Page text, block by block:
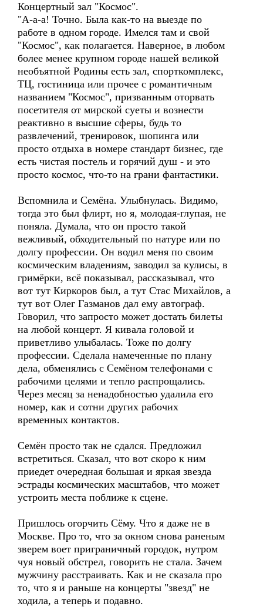
Концертный зал "Космос".
"А-а-а! Точно. Была как-то на выезде по
работе в одном городе. Имелся там и свой
"Космос", как полагается. Наверное, в любом
более менее крупном городе нашей великой
необъятной Родины есть зал, спорткомплекс,
ТЦ, гостиница или прочее с романтичным
названием "Космос", призванным оторвать
посетителя от мирской суеты и вознести
реактивно в высшие сферы, будь то
развлечений, тренировок, шопинга или
просто отдыха в номере стандарт бизнес, где
есть чистая постель и горячий душ - и это
просто космос, что-то на грани фантастики.
Вспомнила и Семёна. Улыбнулась. Видимо,
тогда это был флирт, но я, молодая-глупая, не
поняла. Думала, что он просто такой
вежливый, обходительный по натуре или по
долгу профессии. Он водил меня по своим
космическим владениям, заводил за кулисы, в
гримёрки, всё показывал, рассказывал, что
вот тут Киркоров был, а тут Стас Михайлов, а
тут вот Олег Газманов дал ему автограф.
Говорил, что запросто может достать билеты
на любой концерт. Я кивала головой и
приветливо улыбалась. Тоже по долгу
профессии. Сделала намеченные по плану
дела, обменялись с Семёном телефонами с
рабочими целями и тепло распрощались.
Через месяц за ненадобностью удалила его
номер, как и сотни других рабочих
временных контактов.
Семён просто так не сдался. Предложил
встретиться. Сказал, что вот скоро к ним
приедет очередная большая и яркая звезда
эстрады космических масштабов, что может
устроить места поближе к сцене.
Пришлось огорчить Сёму. Что я даже не в
Москве. Про то, что за окном снова раненым
зверем воет приграничный городок, нутром
чуя новый обстрел, говорить не стала. Зачем
мужчину расстраивать. Как и не сказала про
то, что я и раньше на концерты "звезд" не
ходила, а теперь и подавно.